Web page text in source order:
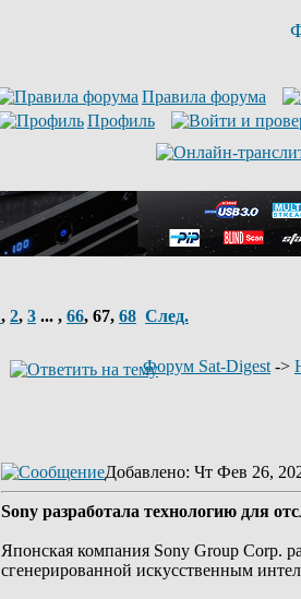
Правила форума
Профиль
, 2, 3 ... , 66, 67, 68 След.
Форум Sat-Digest ->
Добавлено: Чт Фев 26,
Sony разработала технологию для
Японская компания Sony Group Corp.
сгенерированной искусственным